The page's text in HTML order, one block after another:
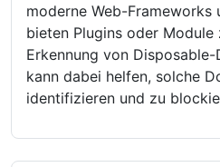
moderne Web-Frameworks
bieten Plugins oder
Erkennung von Disposable-
kann dabei helfen, solche
identifizieren und zu